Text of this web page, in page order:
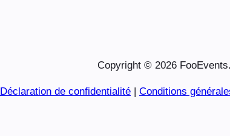
Copyright © 2026
Déclaration de confidentialité | Conditions